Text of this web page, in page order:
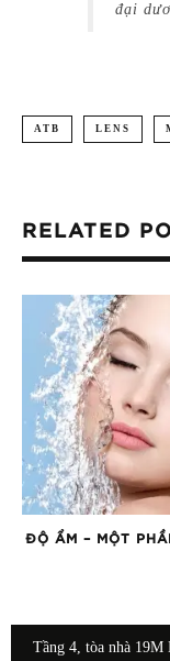
đại
ATB LENS
RELATED
ĐỘ ẨM – MỘT
Tầng 4, tòa nhà 19M